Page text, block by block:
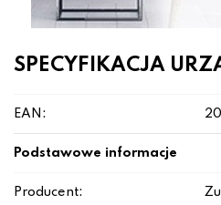
SPECYFIKACJA
EAN:
Podstawowe informacje
Producent: